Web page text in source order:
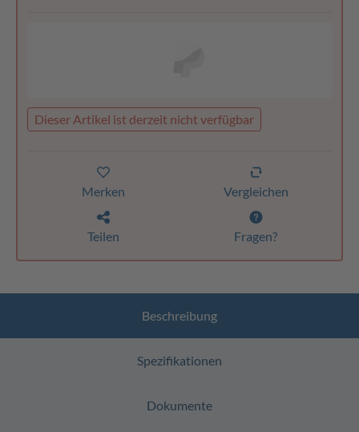
Dieser Artikel ist derzeit nicht verfügbar
Merken Vergleichen
Teilen Fragen?
Beschreibung
Spezifikationen
Dokumente